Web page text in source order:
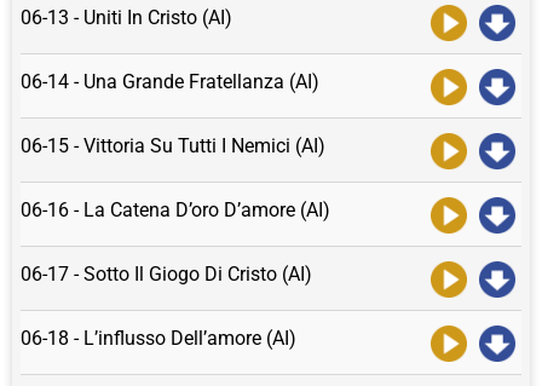
06-13 - Uniti In Cristo (AI)
06-14 - Una Grande Fratellanza (AI)
06-15 - Vittoria Su Tutti I Nemici (AI)
06-16 - La Catena D’oro D’amore (AI)
06-17 - Sotto Il Giogo Di Cristo (AI)
06-18 - L’influsso Dell’amore (AI)